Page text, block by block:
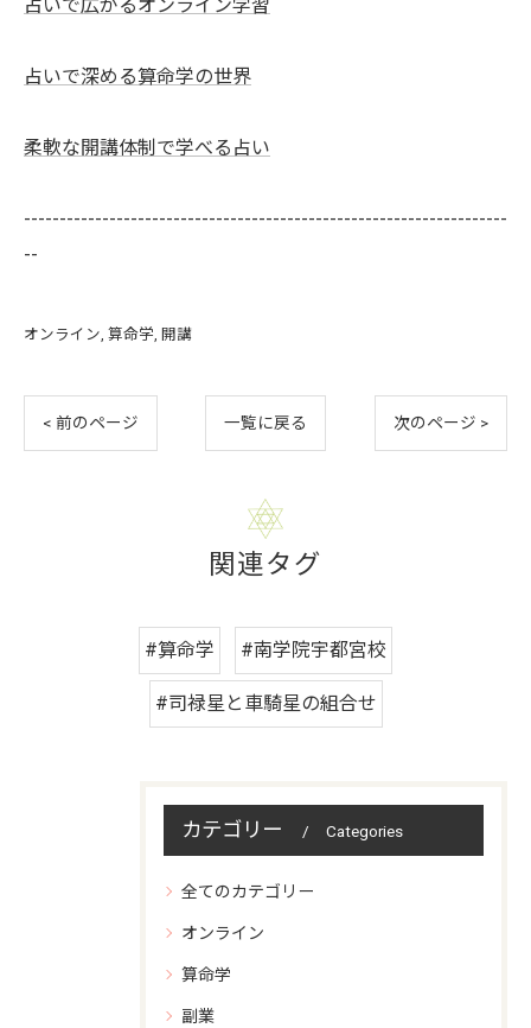
占いで広がるオンライン学習
占いで深める算命学の世界
柔軟な開講体制で学べる占い
--------------------------------------------------------------------
--
オンライン 算命学 開講
< 前のページ 一覧に戻る 次のページ >
関連タグ
#算命学 #南学院宇都宮校
#司禄星と車騎星の組合せ
カテゴリー Categories
全てのカテゴリー
オンライン
算命学
副業